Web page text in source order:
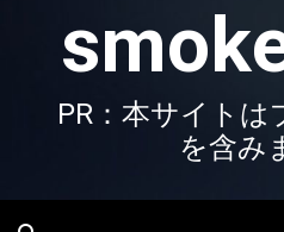
PR：本サイトは
を含み